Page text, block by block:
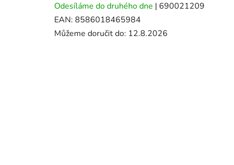
Odesíláme do druhého dne | 690021209
EAN: 8586018465984
Můžeme doručit do: 12.8.2026